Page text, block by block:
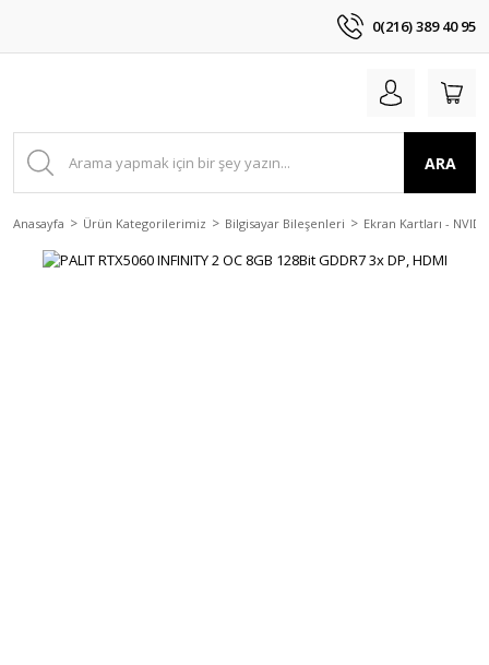
0(216) 389 40 95
ARA
Anasayfa Ürün Kategorilerimiz Bilgisayar Bileşenleri Ekran Kartları -